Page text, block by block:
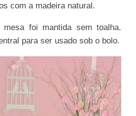
com a madeira natural.
foi mantida sem toalha.
para ser usado sob o bolo.